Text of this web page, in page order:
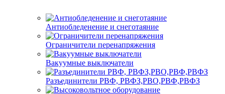
Антиобледенение и снеготаяние
Ограничители перенапряжения
Вакуумные выключатели
Разъединители РВФ, РВФЗ,РВО,РВФ,РВФЗ